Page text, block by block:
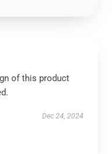
of this product
Dec 24, 2024